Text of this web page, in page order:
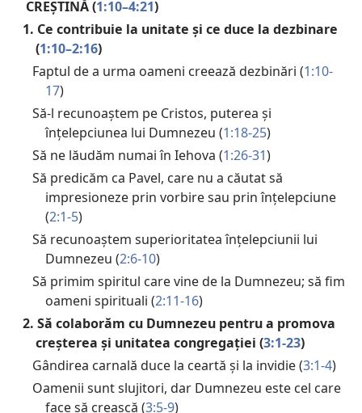
CREȘTINĂ (1:10–4:21)
1. Ce contribuie la unitate și ce duce la dezbinare
(1:10–2:16)
Faptul de a urma oameni creează dezbinări (1:10-
17)
Să-l recunoaștem pe Cristos, puterea și
înțelepciunea lui Dumnezeu (1:18-25)
Să ne lăudăm numai în Iehova (1:26-31)
Să predicăm ca Pavel, care nu a căutat să
impresioneze prin vorbire sau prin înțelepciune
(2:1-5)
Să recunoaștem superioritatea înțelepciunii lui
Dumnezeu (2:6-10)
Să primim spiritul care vine de la Dumnezeu; să fim
oameni spirituali (2:11-16)
2. Să colaborăm cu Dumnezeu pentru a promova
creșterea și unitatea congregației (3:1-23)
Gândirea carnală duce la ceartă și la invidie (3:1-4)
Oamenii sunt slujitori, dar Dumnezeu este cel care
face să crească (3:5-9)